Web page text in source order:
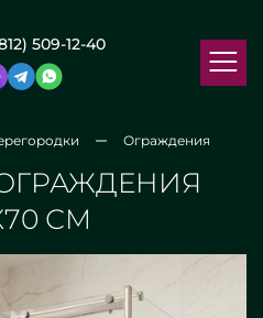
509-12-40
Ограждения
СМ